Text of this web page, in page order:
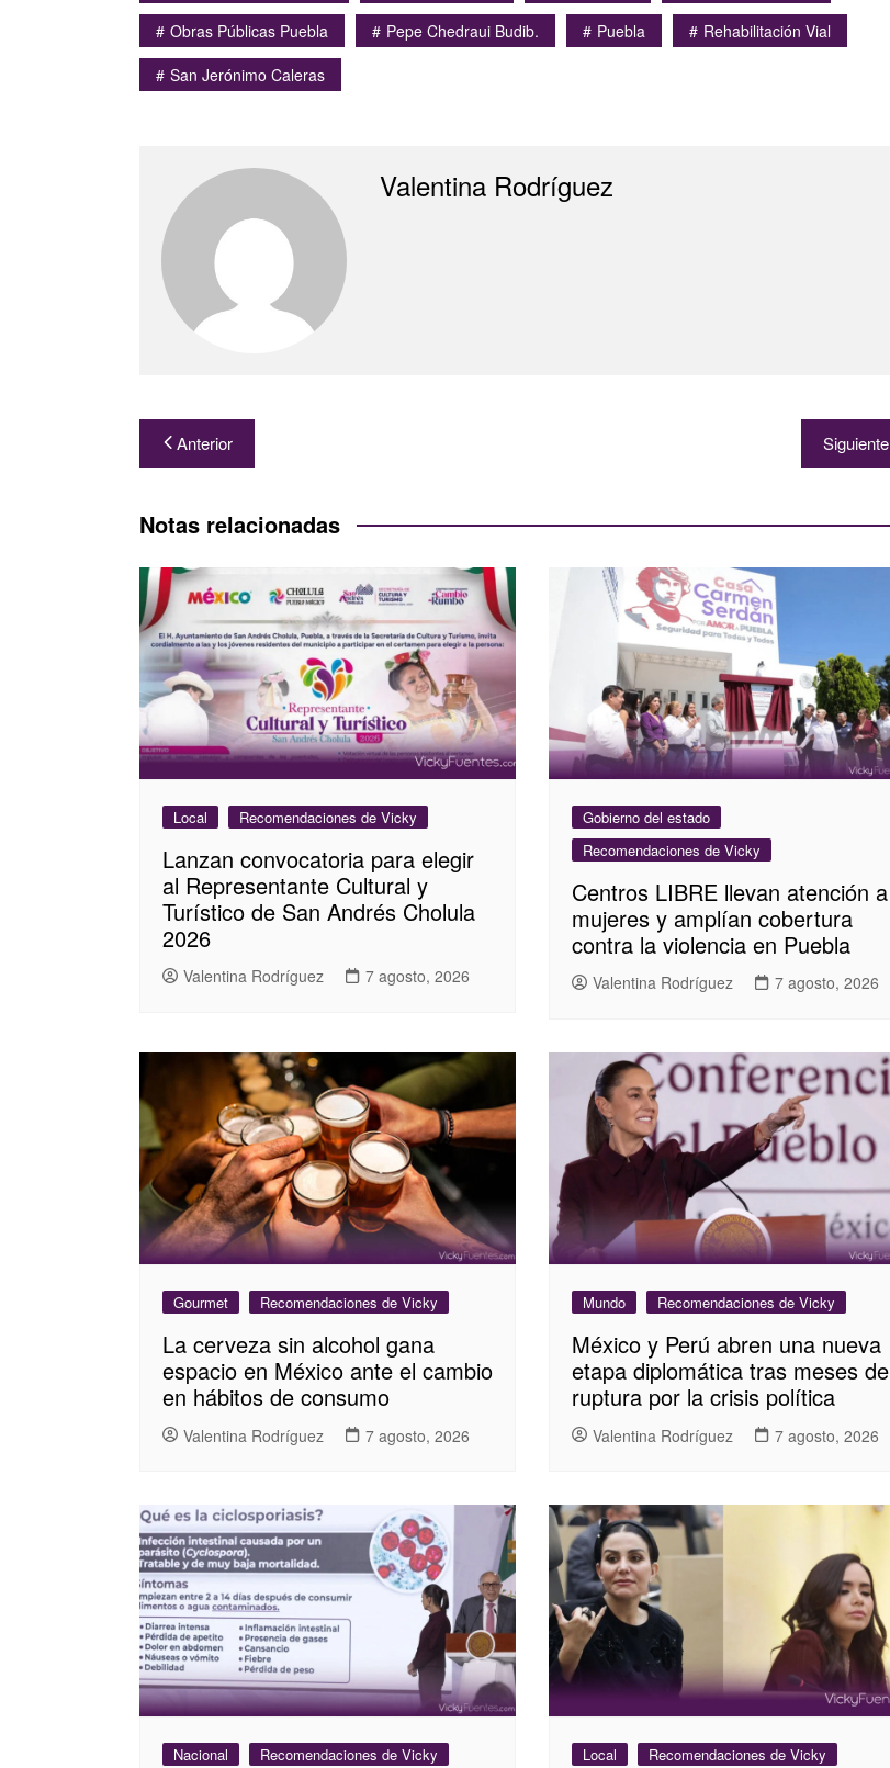
Obras Públicas Puebla
Pepe Chedraui Budib. Puebla
Rehabilitación Vial
San Jerónimo Caleras
Valentina Rodríguez
Navegación
de
entradas
Anterior Siguiente
Notas relacionadas
Local Recomendaciones de Vicky
Lanzan convocatoria para elegir
al Representante Cultural y
Turístico de San Andrés Cholula
2026
Valentina Rodríguez 7 agosto, 2026
Gobierno del estado
Recomendaciones de Vicky
Centros LIBRE llevan atención a
mujeres y amplían cobertura
contra la violencia en Puebla
Valentina Rodríguez 7 agosto, 2026
Gourmet Recomendaciones de Vicky
La cerveza sin alcohol gana
espacio en México ante el cambio
en hábitos de consumo
Valentina Rodríguez 7 agosto, 2026
Mundo Recomendaciones de Vicky
México y Perú abren una nueva
etapa diplomática tras meses de
ruptura por la crisis política
Valentina Rodríguez 7 agosto, 2026
Nacional Recomendaciones de Vicky Local Recomendaciones de Vicky